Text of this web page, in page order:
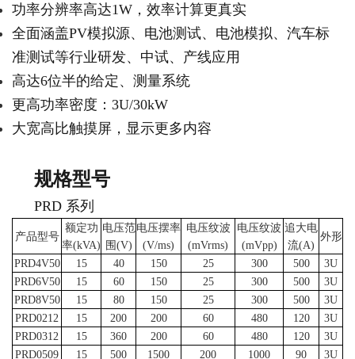
功率分辨率高达1W，效率计算更真实
全面涵盖PV模拟源、电池测试、电池模拟、汽车标
准测试等行业研发、中试、产线应用
高达6位半的给定、测量系统
更高功率密度：3U/30kW
大宽高比触摸屏，显示更多内容
规格型号
PRD 系列
产品型号
额定功
率(kVA)
电压范
围(V)
电压摆率
(V/ms)
电压纹波
(mVrms)
电压纹波
(mVpp)
追大电
流(A)
外形
PRD4V50 15 40 150 25 300 500
3U
PRD6V50
15 60 150 25 300 500
3U
PRD8V50
15 80 150 25 300 500
3U
PRD0212
15 200 200 60 480 120
3U
PRD0312
15 360 200 60 480 120
3U
PRD0509
15 500 1500 200 1000 90
3U